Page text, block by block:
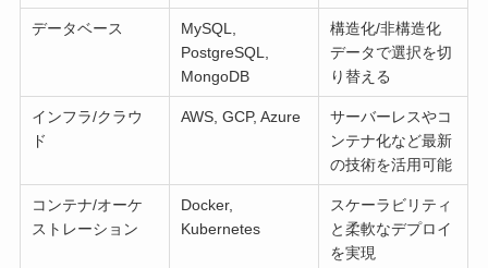
データベース
MySQL,
PostgreSQL,
MongoDB
構造化/非構造化
データで選択を切
り替える
インフラ/クラウ
ド
AWS, GCP, Azure
サーバーレスやコ
ンテナ化など最新
の技術を活用可能
コンテナ/オーケ
ストレーション
Docker,
Kubernetes
スケーラビリティ
と柔軟なデプロイ
を実現